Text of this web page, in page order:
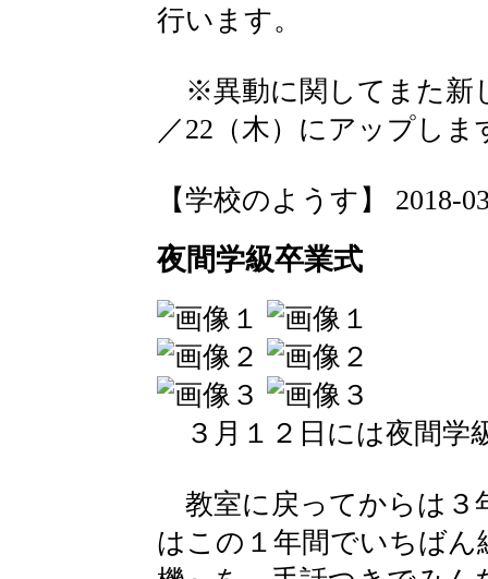
行います。
※異動に関してまた新
／22（木）にアップしま
【学校のようす】 2018-
夜間学級卒業式
３月１２日には夜間学
教室に戻ってからは３
はこの１年間でいちばん